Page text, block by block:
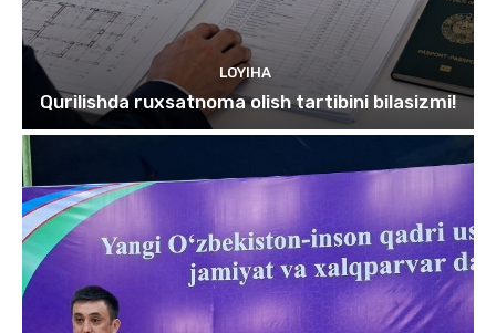
LOYIHA
Qurilishda ruxsatnoma olish tartibini bilasizmi!